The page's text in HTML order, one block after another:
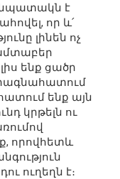
է
որ և՛
լինեն ոչ
ենք ցածր
ենք այն
կրթելն ու
որովհետև
ուղեղն է։